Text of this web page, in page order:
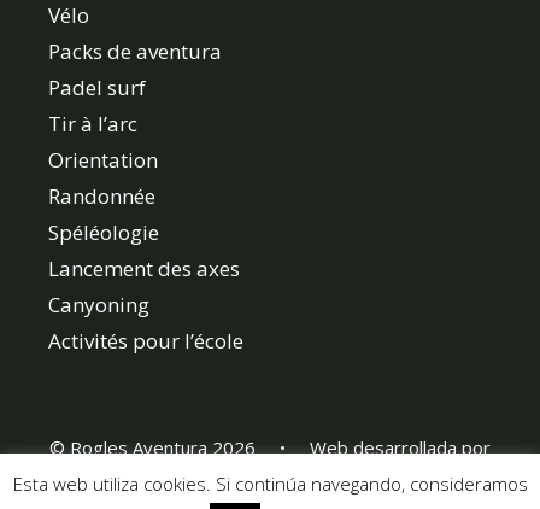
Vélo
Packs de aventura
Padel surf
Tir à l’arc
Orientation
Randonnée
Spéléologie
Lancement des axes
Canyoning
Activités pour l’école
© Rogles Aventura 2026 • Web desarrollada por
www.webebre.net
Esta web utiliza cookies. Si continúa navegando, consideramos